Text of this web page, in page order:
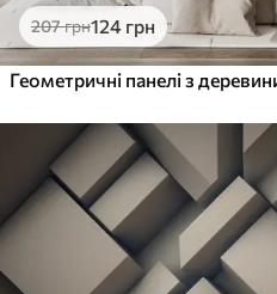
207грн124 грн